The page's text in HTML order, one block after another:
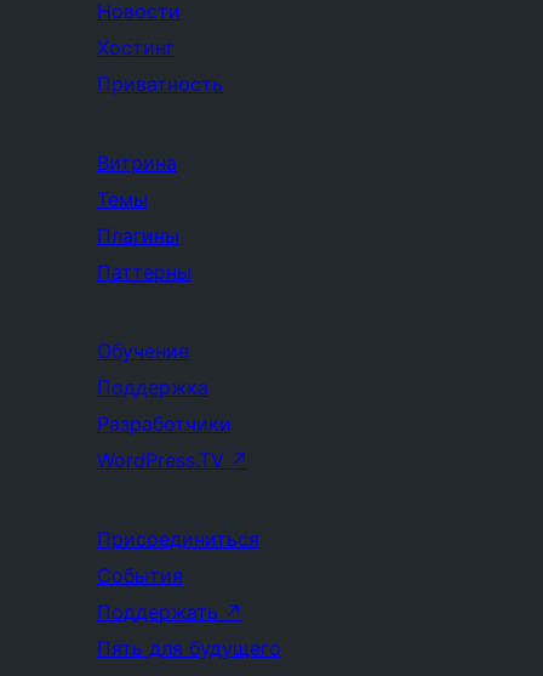
Новости
Хостинг
Приватность
Витрина
Темы
Плагины
Паттерны
Обучение
Поддержка
Разработчики
WordPress.TV ↗
Присоединиться
События
Поддержать ↗
Пять для будущего